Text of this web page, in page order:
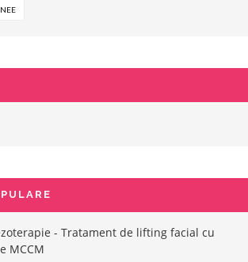
- Tratament de lifting facial cu
MCCM